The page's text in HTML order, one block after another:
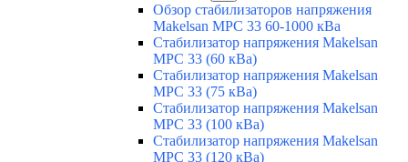
Обзор стабилизаторов напряжения
Makelsan MPC 33 60-1000 кВа
Стабилизатор напряжения Makelsan
MPC 33 (60 кВа)
Стабилизатор напряжения Makelsan
MPC 33 (75 кВа)
Стабилизатор напряжения Makelsan
MPC 33 (100 кВа)
Стабилизатор напряжения Makelsan
MPC 33 (120 кВа)